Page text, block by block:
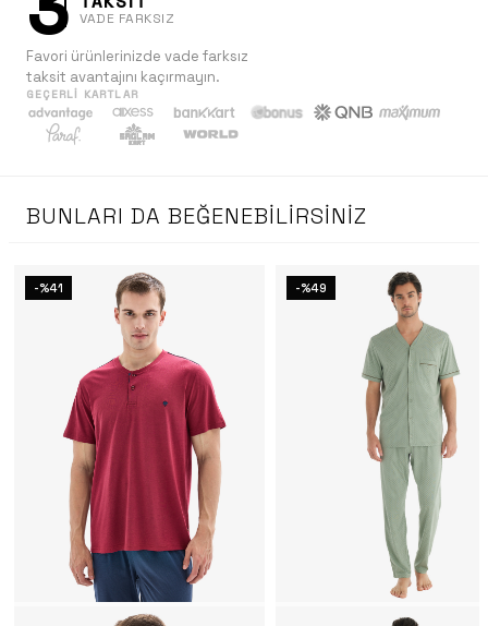
VADE FARKSIZ
Favori ürünlerinizde vade farksız
taksit avantajını kaçırmayın.
GEÇERLI KARTLAR
BUNLARI DA BEĞENEBILIRSINIZ
-%41 -%49